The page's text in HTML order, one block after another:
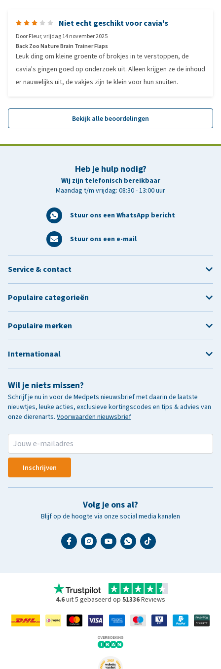
Niet echt geschikt voor cavia's
DoorFleur,vrijdag 14 november 2025
Back Zoo Nature Brain Trainer Flaps
Leuk ding om kleine groente of brokjes in te verstoppen, de
cavia's gingen goed op onderzoek uit. Alleen krijgen ze de inhoud
er nauwelijks uit, de vakjes zijn te klein voor hun snuiten.
Bekijk alle beoordelingen
Heb je hulp nodig?
Wij zijn telefonisch bereikbaar
Maandag t/m vrijdag: 08:30 - 13:00 uur
Stuur ons een WhatsApp bericht
Stuur ons een e-mail
Wil je niets missen?
Schrijf je nu in voor de Medpets nieuwsbrief met daarin de laatste
nieuwtjes, leuke acties, exclusieve kortingscodes en tips & advies van
onze dierenarts. Voorwaarden nieuwsbrief
Inschrijven
Volg je ons al?
Blijf op de hoogte via onze social media kanalen
Service & contact
Populaire categorieën
Populaire merken
Internationaal
4.6uit 5 gebaseerd op 51336Reviews